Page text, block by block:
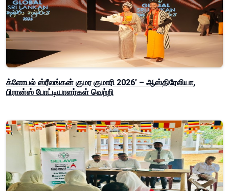
க்ளோபல் ஸ்ரீலங்கன் குமர குமாரி 2026’ – ஆஸ்திரேலியா,
பிரான்ஸ் போட்டியாளர்கள் வெற்றி